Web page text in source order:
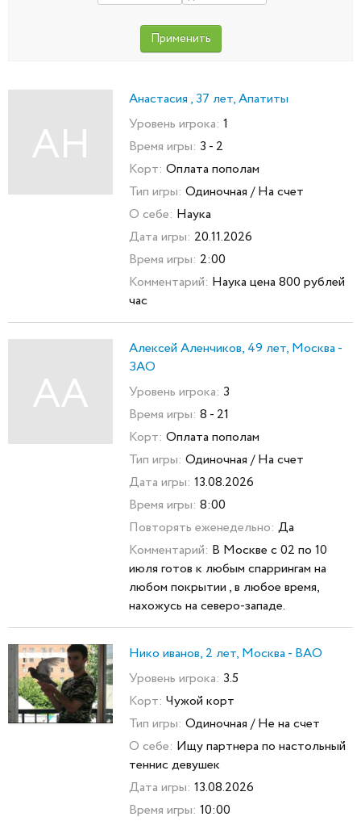
АН
Анастасия , 37 лет, Апатиты
Уровень игрока: 1
Время игры: 3 - 2
Корт: Оплата пополам
Тип игры: Одиночная / На счет
О себе: Наука
Дата игры: 20.11.2026
Время игры: 2:00
Комментарий: Наука цена 800 рублей
час
АА
Алексей Аленчиков, 49 лет, Москва -
ЗАО
Уровень игрока: 3
Время игры: 8 - 21
Корт: Оплата пополам
Тип игры: Одиночная / На счет
Дата игры: 13.08.2026
Время игры: 8:00
Повторять еженедельно: Да
Комментарий: В Москве с 02 по 10
июля готов к любым спаррингам на
любом покрытии , в любое время,
нахожусь на северо-западе.
Нико иванов, 2 лет, Москва - ВАО
Уровень игрока: 3.5
Корт: Чужой корт
Тип игры: Одиночная / Не на счет
О себе: Ищу партнера по настольный
теннис девушек
Дата игры: 13.08.2026
Время игры: 10:00